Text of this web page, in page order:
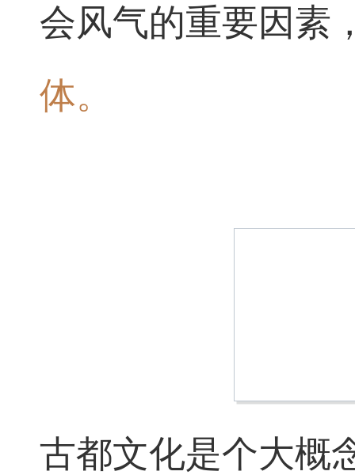
会风气的重要因素
体。
古都文化是个大概